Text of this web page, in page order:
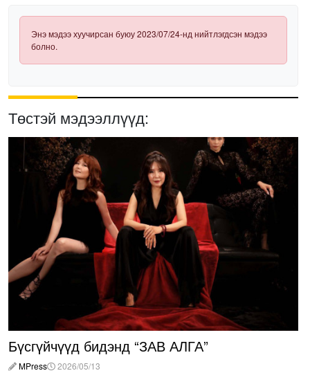
Энэ мэдээ хуучирсан буюу 2023/07/24-нд нийтлэгдсэн мэдээ
болно.
Төстэй мэдээллүүд:
Бүсгүйчүүд бидэнд “ЗАВ АЛГА”
MPress
2026/05/13